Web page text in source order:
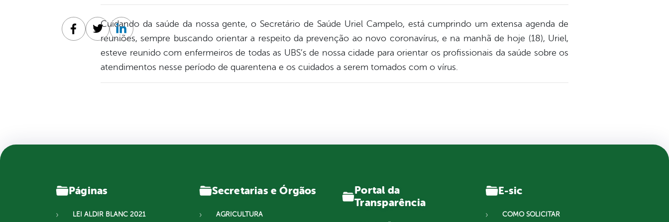
Cuidando da saúde da nossa gente, o Secretário de Saúde Uriel Campelo, está cumprindo um extensa agenda de
reuniões, sempre buscando orientar a respeito da prevenção ao novo coronavírus, e na manhã de hoje (18), Uriel,
esteve reunido com enfermeiros de todas as UBS’s de nossa cidade para orientar os profissionais da saúde sobre os
atendimentos nesse período de quarentena e os cuidados a serem tomados com o vírus.
Facebook
TwitterLinkedin
Páginas
LEI ALDIR BLANC 2021
Secretarias e Órgãos
AGRICULTURA
Portal da
Transparência
E-sic
COMO SOLICITAR